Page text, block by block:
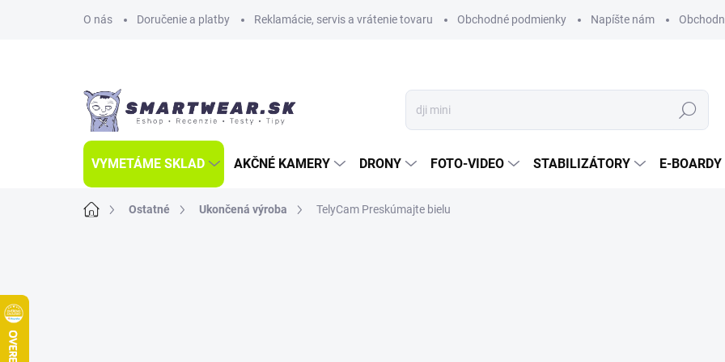
O nás Doručenie a platby Reklamácie, servis a vrátenie tovaru Obchodné podmienky Napíšte nám
Hľadať
VYMETÁME SKLAD AKČNÉ KAMERY DRONY FOTO-VIDEO STABILIZÁTORY E-BOARDY
DomovOstatné Ukončená výroba TelyCam Preskúmajte bielu